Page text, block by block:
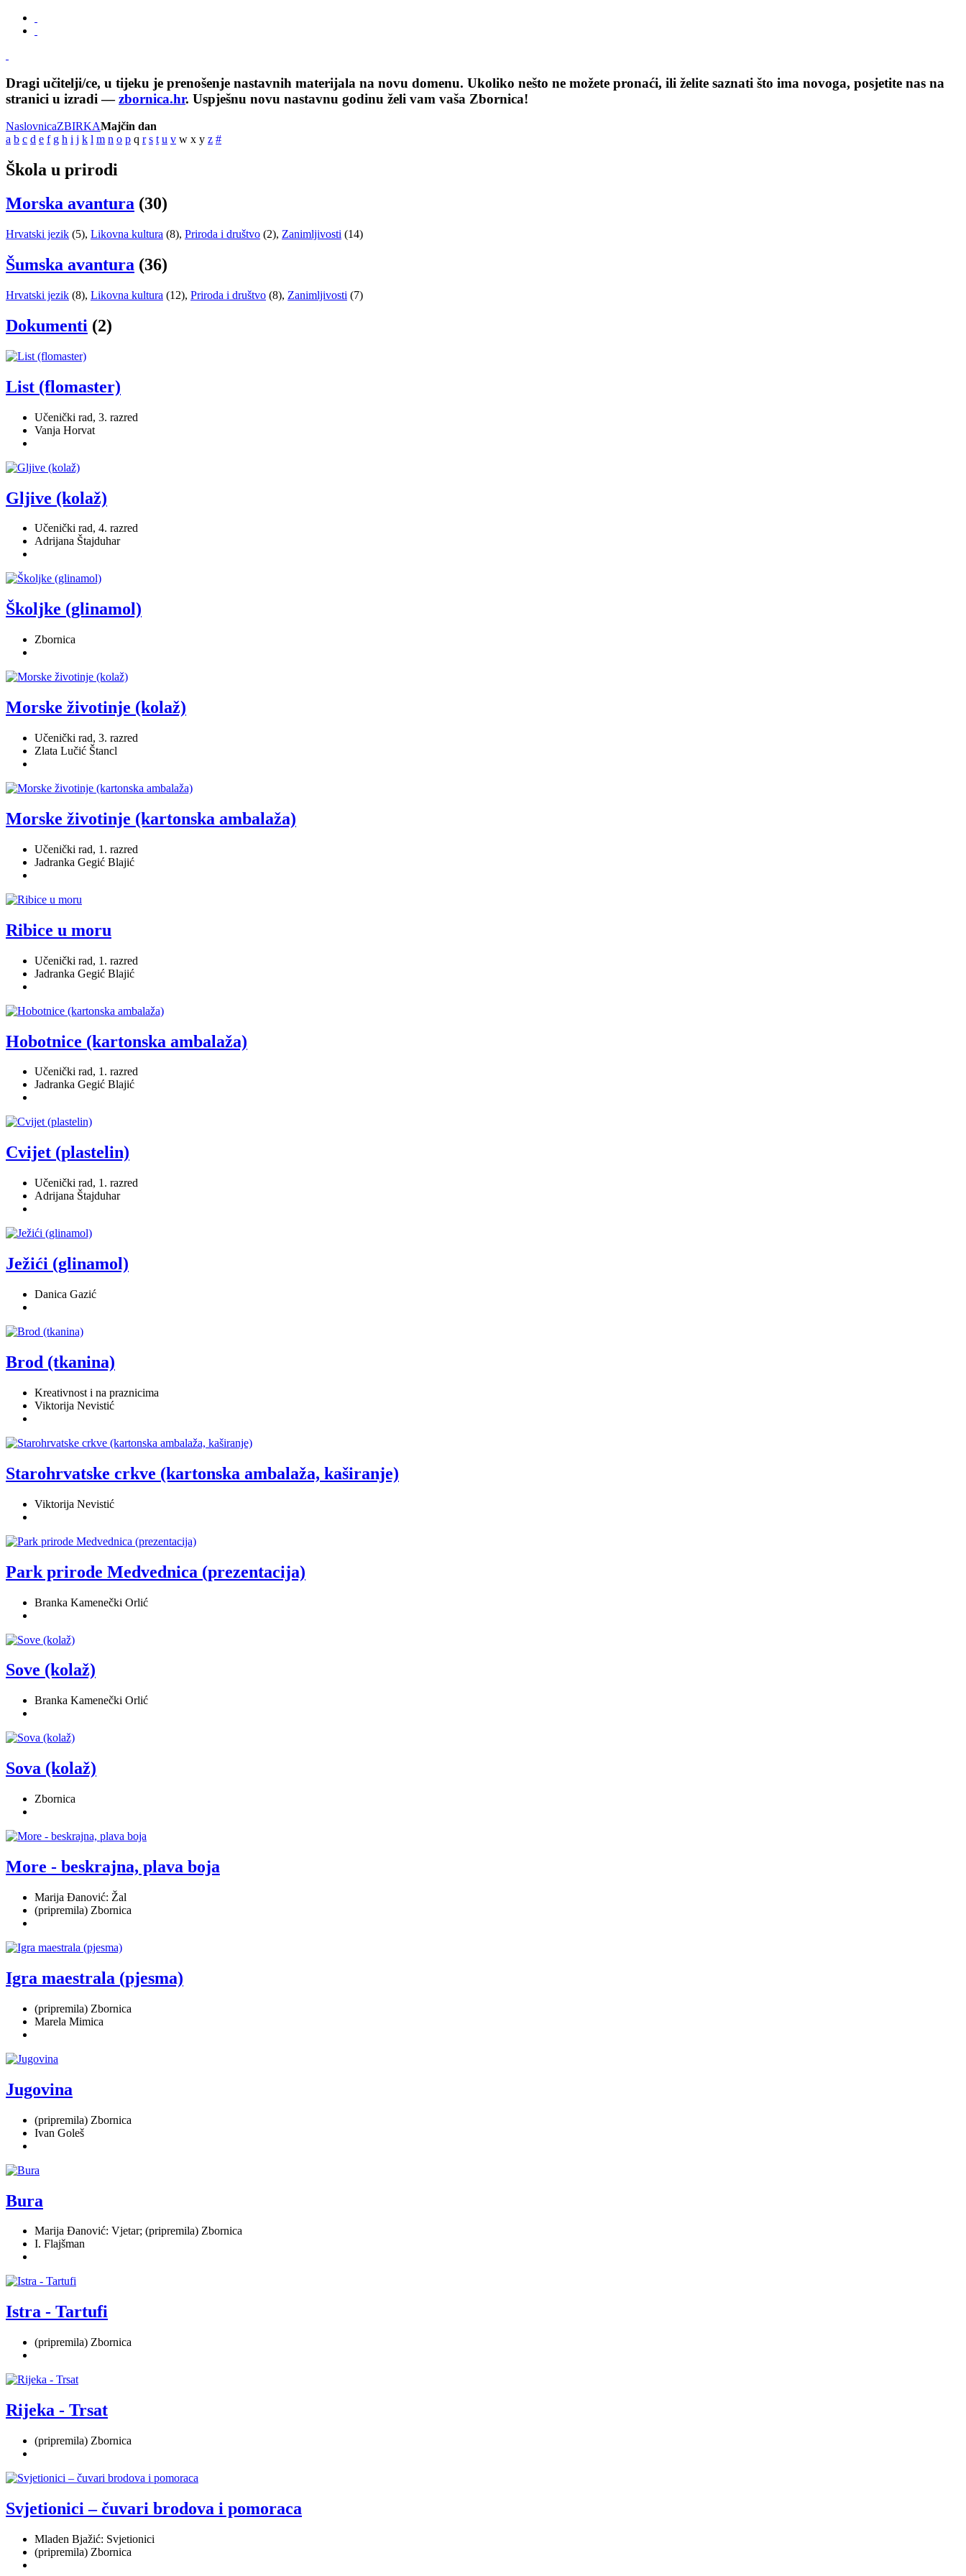
Dragi učitelji/ce, u tijeku je prenošenje nastavnih materijala na novu domenu. Ukoliko nešto ne možete pronaći, ili želite saznati što ima novoga, posjetite nas na
stranici u izradi —zbornica.hr. Uspješnu novu nastavnu godinu želi vam vaša Zbornica!
NaslovnicaZBIRKAMajčin dan
a b c d e f g h i j k l m n o p q r s t u v w x y z #
Škola u prirodi
Morska avantura (30)
Hrvatski jezik (5), Likovna kultura (8), Priroda i društvo (2), Zanimljivosti (14)
Šumska avantura (36)
Hrvatski jezik (8), Likovna kultura (12), Priroda i društvo (8), Zanimljivosti (7)
Dokumenti (2)
List (flomaster)
Učenički rad, 3. razred
Vanja Horvat
Gljive (kolaž)
Učenički rad, 4. razred
Adrijana Štajduhar
Školjke (glinamol)
Zbornica
Morske životinje (kolaž)
Učenički rad, 3. razred
Zlata Lučić Štancl
Morske životinje (kartonska ambalaža)
Učenički rad, 1. razred
Jadranka Gegić Blajić
Ribice u moru
Učenički rad, 1. razred
Jadranka Gegić Blajić
Hobotnice (kartonska ambalaža)
Učenički rad, 1. razred
Jadranka Gegić Blajić
Cvijet (plastelin)
Učenički rad, 1. razred
Adrijana Štajduhar
Ježići (glinamol)
Danica Gazić
Brod (tkanina)
Kreativnost i na praznicima
Viktorija Nevistić
Starohrvatske crkve (kartonska ambalaža, kaširanje)
Viktorija Nevistić
Park prirode Medvednica (prezentacija)
Branka Kamenečki Orlić
Sove (kolaž)
Branka Kamenečki Orlić
Sova (kolaž)
Zbornica
More - beskrajna, plava boja
Marija Đanović: Žal
(pripremila) Zbornica
Igra maestrala (pjesma)
(pripremila) Zbornica
Marela Mimica
Jugovina
(pripremila) Zbornica
Ivan Goleš
Bura
Marija Đanović: Vjetar; (pripremila) Zbornica
I. Flajšman
Istra - Tartufi
(pripremila) Zbornica
Rijeka - Trsat
(pripremila) Zbornica
Svjetionici – čuvari brodova i pomoraca
Mladen Bjažić: Svjetionici
(pripremila) Zbornica